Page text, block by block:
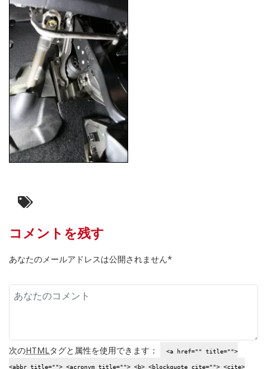
コメントを残す
あなたのメールアドレスは公開されません*
次のHTMLタグと属性を使用できます： <a href="" title="">
<abbr title=""> <acronym title=""> <b> <blockquote cite=""> <cite>